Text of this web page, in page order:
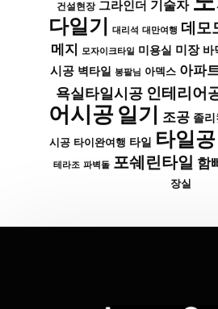
건설현장 그라인더 기술자
다일기 대리석 대만여행 데모
메지 모자이크타일 미용실 미장 바
시공 벽타일 봉팔님 아덱스 아파
욕실타일시공 인테리어
어시공 일기 조공 졸
시공 타이완여행 타일 타일공
테라조 파벽돌 포쉐린타일 함
장실